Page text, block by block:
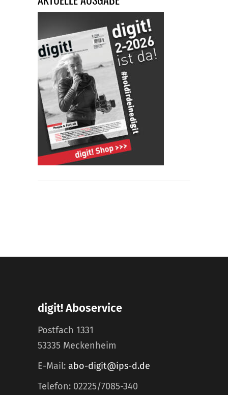
digit! Aboservice
Postfach 1331
53335 Meckenheim
E-Mail: abo-digit@ips-d.de
Telefon: 02225/7085-340